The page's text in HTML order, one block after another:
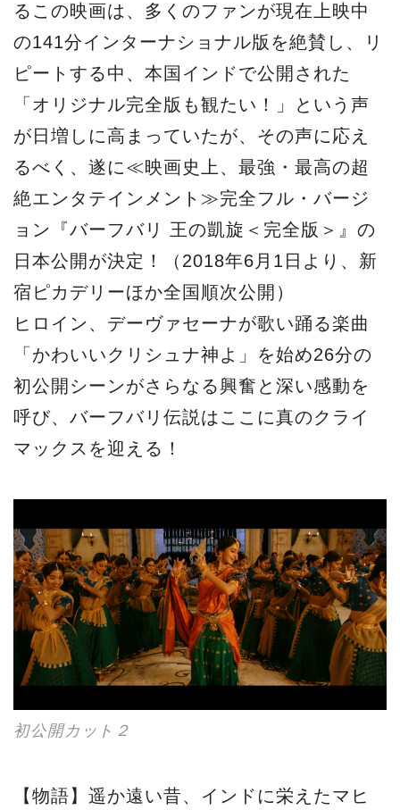
るこの映画は、多くのファンが現在上映中
の141分インターナショナル版を絶賛し、リ
ピートする中、本国インドで公開された
「オリジナル完全版も観たい！」という声
が日増しに高まっていたが、その声に応え
るべく、遂に≪映画史上、最強・最高の超
絶エンタテインメント≫完全フル・バージ
ョン『バーフバリ 王の凱旋＜完全版＞』の
日本公開が決定！（2018年6月1日より、新
宿ピカデリーほか全国順次公開）
ヒロイン、デーヴァセーナが歌い踊る楽曲
「かわいいクリシュナ神よ」を始め26分の
初公開シーンがさらなる興奮と深い感動を
呼び、バーフバリ伝説はここに真のクライ
マックスを迎える！
初公開カット２
【物語】遥か遠い昔、インドに栄えたマヒ